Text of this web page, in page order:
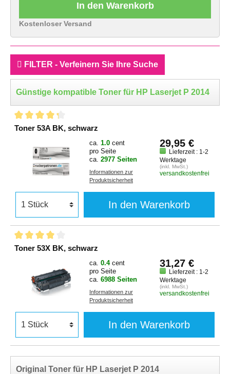
In den Warenkorb
Kostenloser Versand
FILTER - Verfeinern Sie Ihre Suche
Günstige kompatible Toner für HP Laserjet P 2014
Toner 53A BK, schwarz
ca. 1.0 cent
pro Seite
ca. 2977 Seiten
Informationen zur
Produktsicherheit
29,95 €
Lieferzeit : 1-2
Werktage
(inkl. MwSt.)
versandkostenfrei
In den Warenkorb
Toner 53X BK, schwarz
ca. 0.4 cent
pro Seite
ca. 6988 Seiten
Informationen zur
Produktsicherheit
31,27 €
Lieferzeit : 1-2
Werktage
(inkl. MwSt.)
versandkostenfrei
In den Warenkorb
Original Toner für HP Laserjet P 2014